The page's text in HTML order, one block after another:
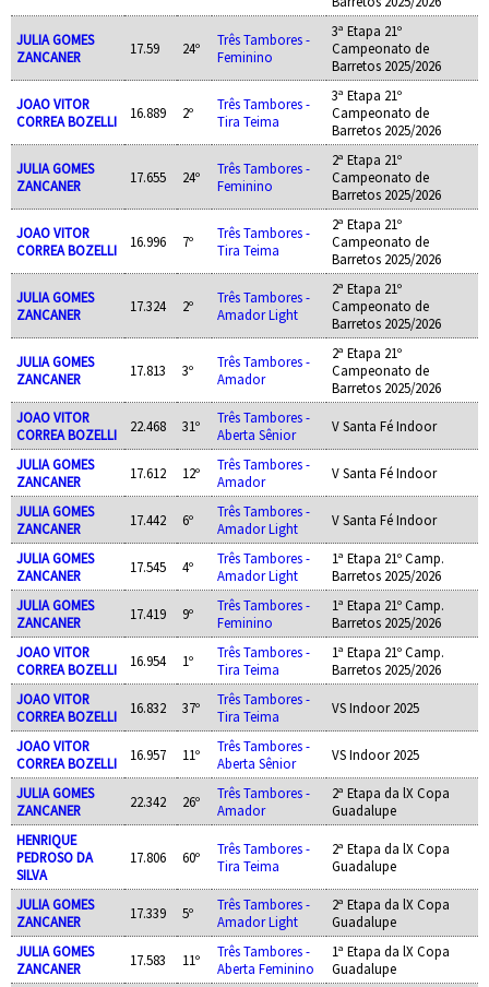
JULIA GOMES
ZANCANER
17.59 24º
Três Tambores -
Feminino
3ª Etapa 21º
Campeonato de
Barretos 2025/2026
JOAO VITOR
CORREA BOZELLI
16.889 2º
Três Tambores -
Tira Teima
3ª Etapa 21º
Campeonato de
Barretos 2025/2026
JULIA GOMES
ZANCANER
17.655 24º
Três Tambores -
Feminino
2ª Etapa 21º
Campeonato de
Barretos 2025/2026
JOAO VITOR
CORREA BOZELLI
16.996 7º
Três Tambores -
Tira Teima
2ª Etapa 21º
Campeonato de
Barretos 2025/2026
JULIA GOMES
ZANCANER
17.324 2º
Três Tambores -
Amador Light
2ª Etapa 21º
Campeonato de
Barretos 2025/2026
JULIA GOMES
ZANCANER
17.813 3º
Três Tambores -
Amador
2ª Etapa 21º
Campeonato de
Barretos 2025/2026
JOAO VITOR
CORREA BOZELLI
22.468 31º
Três Tambores -
Aberta Sênior
V Santa Fé Indoor
JULIA GOMES
ZANCANER
17.612 12º
Três Tambores -
Amador
V Santa Fé Indoor
JULIA GOMES
ZANCANER
17.442 6º
Três Tambores -
Amador Light
V Santa Fé Indoor
JULIA GOMES
ZANCANER
17.545 4º
Três Tambores -
Amador Light
1ª Etapa 21º Camp.
Barretos 2025/2026
JULIA GOMES
ZANCANER
17.419 9º
Três Tambores -
Feminino
1ª Etapa 21º Camp.
Barretos 2025/2026
JOAO VITOR
CORREA BOZELLI
16.954 1º
Três Tambores -
Tira Teima
1ª Etapa 21º Camp.
Barretos 2025/2026
JOAO VITOR
CORREA BOZELLI
16.832 37º
Três Tambores -
Tira Teima
VS Indoor 2025
JOAO VITOR
CORREA BOZELLI
16.957 11º
Três Tambores -
Aberta Sênior
VS Indoor 2025
JULIA GOMES
ZANCANER
22.342 26º
Três Tambores -
Amador
2ª Etapa da lX Copa
Guadalupe
HENRIQUE
PEDROSO DA
SILVA
17.806 60º
Três Tambores -
Tira Teima
2ª Etapa da lX Copa
Guadalupe
JULIA GOMES
ZANCANER
17.339 5º
Três Tambores -
Amador Light
2ª Etapa da lX Copa
Guadalupe
JULIA GOMES
ZANCANER
17.583 11º
Três Tambores -
Aberta Feminino
1ª Etapa da lX Copa
Guadalupe